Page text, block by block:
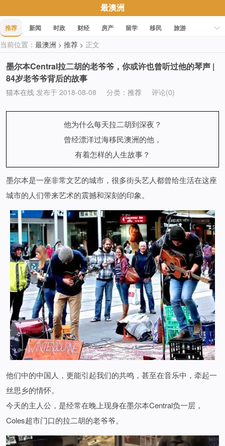
最澳洲
推荐 新闻 时政 财经 房产 留学 移民
旅游
科技
职场 美食 文化
当前位置： 最澳洲 > 推荐 > 正文
墨尔本Central拉二胡的老爷爷，你或许也曾听过他的琴声 |
84岁老爷爷背后的故事
猫本在线 发布于 2018-08-08 分类： 推荐 评论(0)
他为什么每天拉二胡到深夜？
曾经漂洋过海移民澳洲的他，
有着怎样的人生故事？
墨尔本是一座非常文艺的城市，很多街头艺人都曾给生活在这座
城市的人们带来艺术的震撼和深刻的印象。
他们中的中国人，更能引起我们的共鸣，甚至在音乐中，牵起一
丝思乡的情怀。
今天的主人公，是经常在晚上现身在墨尔本Central负一层，
Coles超市门口的拉二胡的老爷爷。